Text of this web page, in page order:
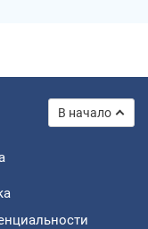
В начало